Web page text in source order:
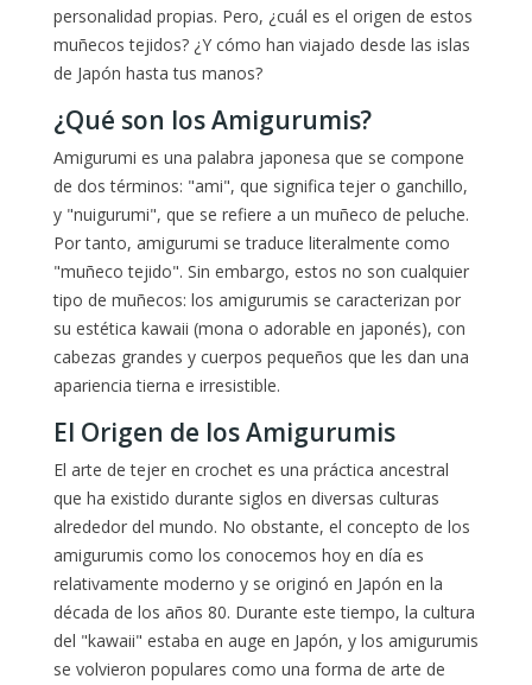
personalidad propias. Pero, ¿cuál es el origen de estos
muñecos tejidos? ¿Y cómo han viajado desde las islas
de Japón hasta tus manos?
¿Qué son los Amigurumis?
Amigurumi es una palabra japonesa que se compone
de dos términos: "ami", que significa tejer o ganchillo,
y "nuigurumi", que se refiere a un muñeco de peluche.
Por tanto, amigurumi se traduce literalmente como
"muñeco tejido". Sin embargo, estos no son cualquier
tipo de muñecos: los amigurumis se caracterizan por
su estética kawaii (mona o adorable en japonés), con
cabezas grandes y cuerpos pequeños que les dan una
apariencia tierna e irresistible.
El Origen de los Amigurumis
El arte de tejer en crochet es una práctica ancestral
que ha existido durante siglos en diversas culturas
alrededor del mundo. No obstante, el concepto de los
amigurumis como los conocemos hoy en día es
relativamente moderno y se originó en Japón en la
década de los años 80. Durante este tiempo, la cultura
del "kawaii" estaba en auge en Japón, y los amigurumis
se volvieron populares como una forma de arte de